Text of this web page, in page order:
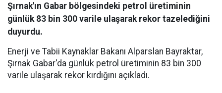
Şırnak'ın Gabar bölgesindeki petrol üretiminin
günlük 83 bin 300 varile ulaşarak rekor tazelediğini
duyurdu.
Enerji ve Tabii Kaynaklar Bakanı Alparslan Bayraktar,
Şırnak Gabar'da günlük petrol üretiminin 83 bin 300
varile ulaşarak rekor kırdığını açıkladı.